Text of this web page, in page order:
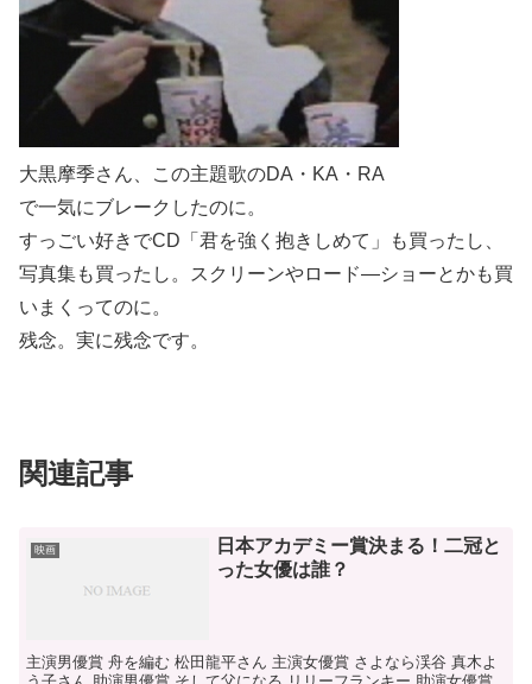
大黒摩季さん、この主題歌のDA・KA・RA
で一気にブレークしたのに。
すっごい好きでCD「君を強く抱きしめて」も買ったし、
写真集も買ったし。スクリーンやロード―ショーとかも買
いまくってのに。
残念。実に残念です。
関連記事
映画
日本アカデミー賞決まる！二冠と
った女優は誰？
主演男優賞 舟を編む 松田龍平さん 主演女優賞 さよなら渓谷 真木よ